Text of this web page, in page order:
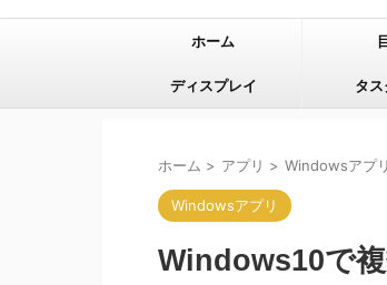
ホーム
ディスプレイ タ
ホーム > アプリ > Windowsアプリ
Windowsアプリ
Windows10で